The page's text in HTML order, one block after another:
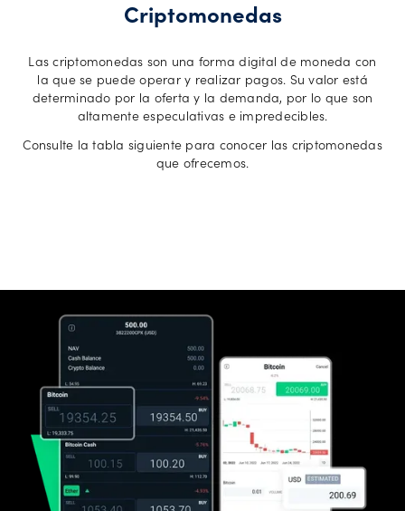
Criptomonedas
Las criptomonedas son una forma digital de moneda con
la que se puede operar y realizar pagos. Su valor está
determinado por la oferta y la demanda, por lo que son
altamente especulativas e impredecibles.
Consulte la tabla siguiente para conocer las criptomonedas
que ofrecemos.